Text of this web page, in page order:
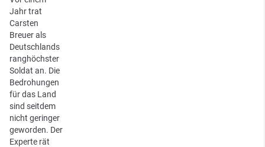
Jahr trat
Carsten
Breuer als
Deutschlands
ranghöchster
Soldat an. Die
Bedrohungen
für das Land
sind seitdem
nicht geringer
geworden. Der
Experte rät